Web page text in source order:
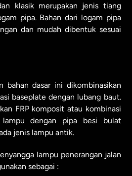
klasik merupakan jenis tiang
pipa. Bahan dari logam pipa
dan mudah dibentuk sesuai
bahan dasar ini dikombinasikan
baseplate dengan lubang baut.
FRP komposit atau kombinasi
lampu dengan pipa besi bulat
jenis lampu antik.
lampu penerangan jalan
sebagai :